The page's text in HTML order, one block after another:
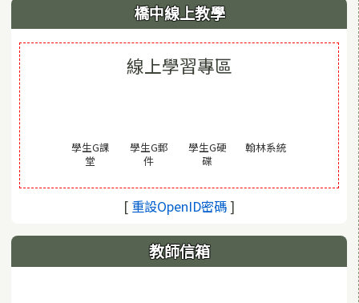
橋中線上教學
線上學習專區
學生G課
堂
學生G郵
件(另開視窗)
學生G硬
碟(另開視窗)
翰林系統(另開視窗)
[ 重設OpenID密碼(另開視窗)
]
教師信箱